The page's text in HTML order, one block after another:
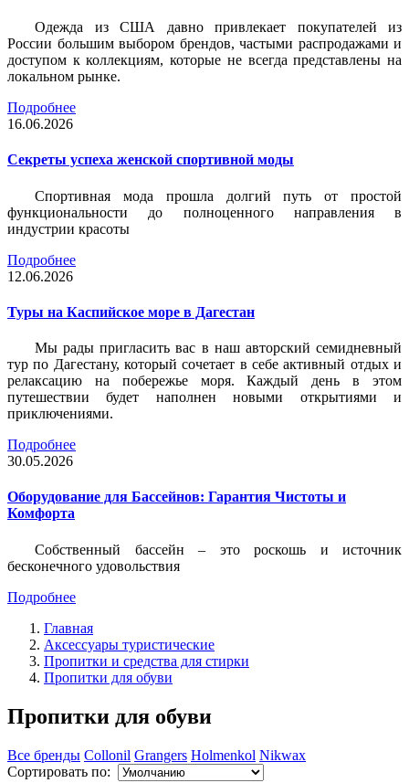
Одежда из США давно привлекает покупателей из
России большим выбором брендов, частыми распродажами и
доступом к коллекциям, которые не всегда представлены на
локальном рынке.
Подробнее
16.06.2026
Секреты успеха женской спортивной моды
Спортивная мода прошла долгий путь от простой
функциональности до полноценного направления в
индустрии красоты
Подробнее
12.06.2026
Туры на Каспийское море в Дагестан
Мы рады пригласить вас в наш авторский семидневный
тур по Дагестану, который сочетает в себе активный отдых и
релаксацию на побережье моря. Каждый день в этом
путешествии будет наполнен новыми открытиями и
приключениями.
Подробнее
30.05.2026
Оборудование для Бассейнов: Гарантия Чистоты и
Комфорта
Собственный бассейн – это роскошь и источник
бесконечного удовольствия
Подробнее
Главная
Аксессуары туристические
Пропитки и средства для стирки
Пропитки для обуви
Пропитки для обуви
Все бренды Collonil Grangers Holmenkol Nikwax
Сортировать по: